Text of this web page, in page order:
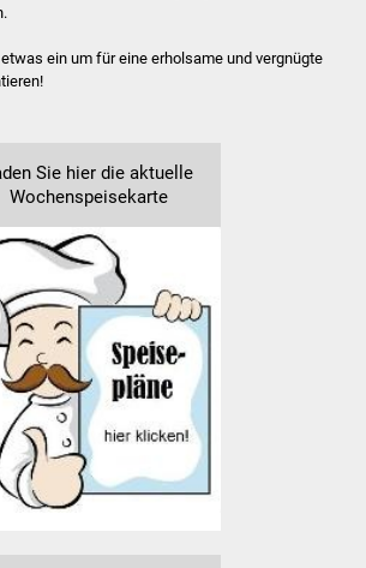
Hausmeister
Aktuelles
Schulprofil
Informationen
Ganztagesschule
Schulsozialarbeit
ein um für eine erholsame und vergnügte
Sie hier die aktuelle
Wochenspeisekarte